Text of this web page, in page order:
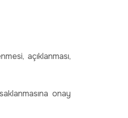
açıklanması,
onay